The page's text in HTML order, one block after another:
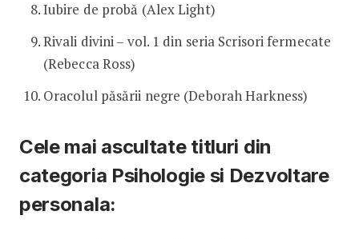
Iubire de probă (Alex Light)
Rivali divini – vol. 1 din seria Scrisori fermecate
(Rebecca Ross)
Oracolul păsării negre (Deborah Harkness)
Cele mai ascultate titluri din
categoria Psihologie si Dezvoltare
personala: